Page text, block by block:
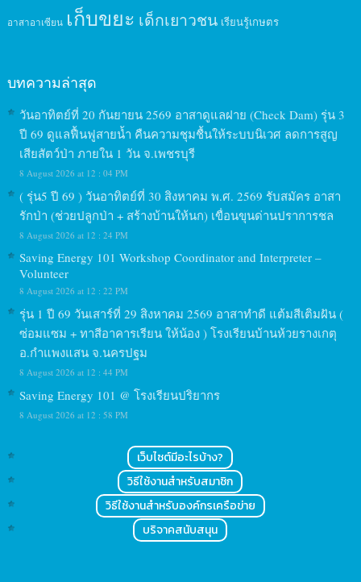
อาสาอาเซียน เก็บขยะ เด็กเยาวชน เรียนรู้เกษตร
บทความล่าสุด
วันอาทิตย์ที่ 20 กันยายน 2569 อาสาดูแลฝาย (Check Dam) รุ่น 3
ปี 69 ดูแลฟื้นฟูสายน้ำ คืนความชุมชื้นให้ระบบนิเวศ ลดการสูญ
เสียสัตว์ป่า ภายใน 1 วัน จ.เพชรบุรี
8 August 2026 at 12 : 04 PM
( รุ่น5 ปี 69 ) วันอาทิตย์ที่ 30 สิงหาคม พ.ศ. 2569 รับสมัคร อาสา
รักป่า (ช่วยปลูกป่า + สร้างบ้านให้นก) เขื่อนขุนด่านปราการชล
8 August 2026 at 12 : 24 PM
Saving Energy 101 Workshop Coordinator and Interpreter –
Volunteer
8 August 2026 at 12 : 22 PM
รุ่น 1 ปี 69 วันเสาร์ที่ 29 สิงหาคม 2569 อาสาทำดี แต้มสีเติมฝัน (
ซ่อมแซม + ทาสีอาคารเรียน ให้น้อง ) โรงเรียนบ้านห้วยรางเกตุ
อ.กำแพงแสน จ.นครปฐม
8 August 2026 at 12 : 44 PM
Saving Energy 101 @ โรงเรียนปริยากร
8 August 2026 at 12 : 58 PM
เว็บไซต์มีอะไรบ้าง?
วิธีใช้งานสำหรับสมาชิก
วิธีใช้งานสำหรับองค์กรเครือข่าย
บริจาคสนับสนุน